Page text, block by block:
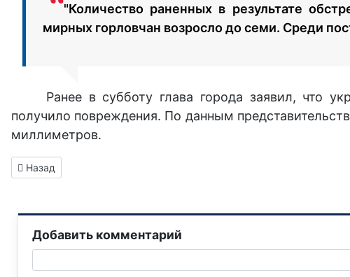
"Количество раненных в результате
мирных горловчан возросло до семи. Среди
Ранее в субботу глава города заявил, что
получило повреждения. По данным
миллиметров.
Предыдущий: Пять горловчан в центре города пострадали в
Назад
Добавить комментарий